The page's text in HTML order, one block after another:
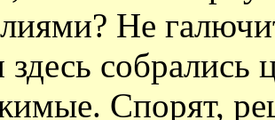
Не
собрались
Спорят,